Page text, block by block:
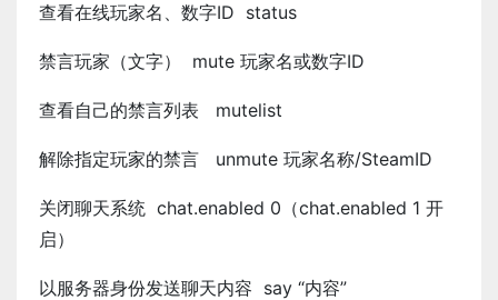
查看在线玩家名、数字ID status
禁言玩家（文字） mute 玩家名或数字ID
查看自己的禁言列表 mutelist
解除指定玩家的禁言 unmute 玩家名称/SteamID
关闭聊天系统 chat.enabled 0（chat.enabled 1 开
启）
以服务器身份发送聊天内容 say “内容”